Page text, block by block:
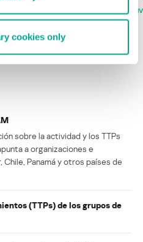
cookies only
MARC
DARYA GORODILOVA
sobre la actividad y los TTPs
a organizaciones e
Chile, Panamá y otros países de
(TTPs) de los grupos de